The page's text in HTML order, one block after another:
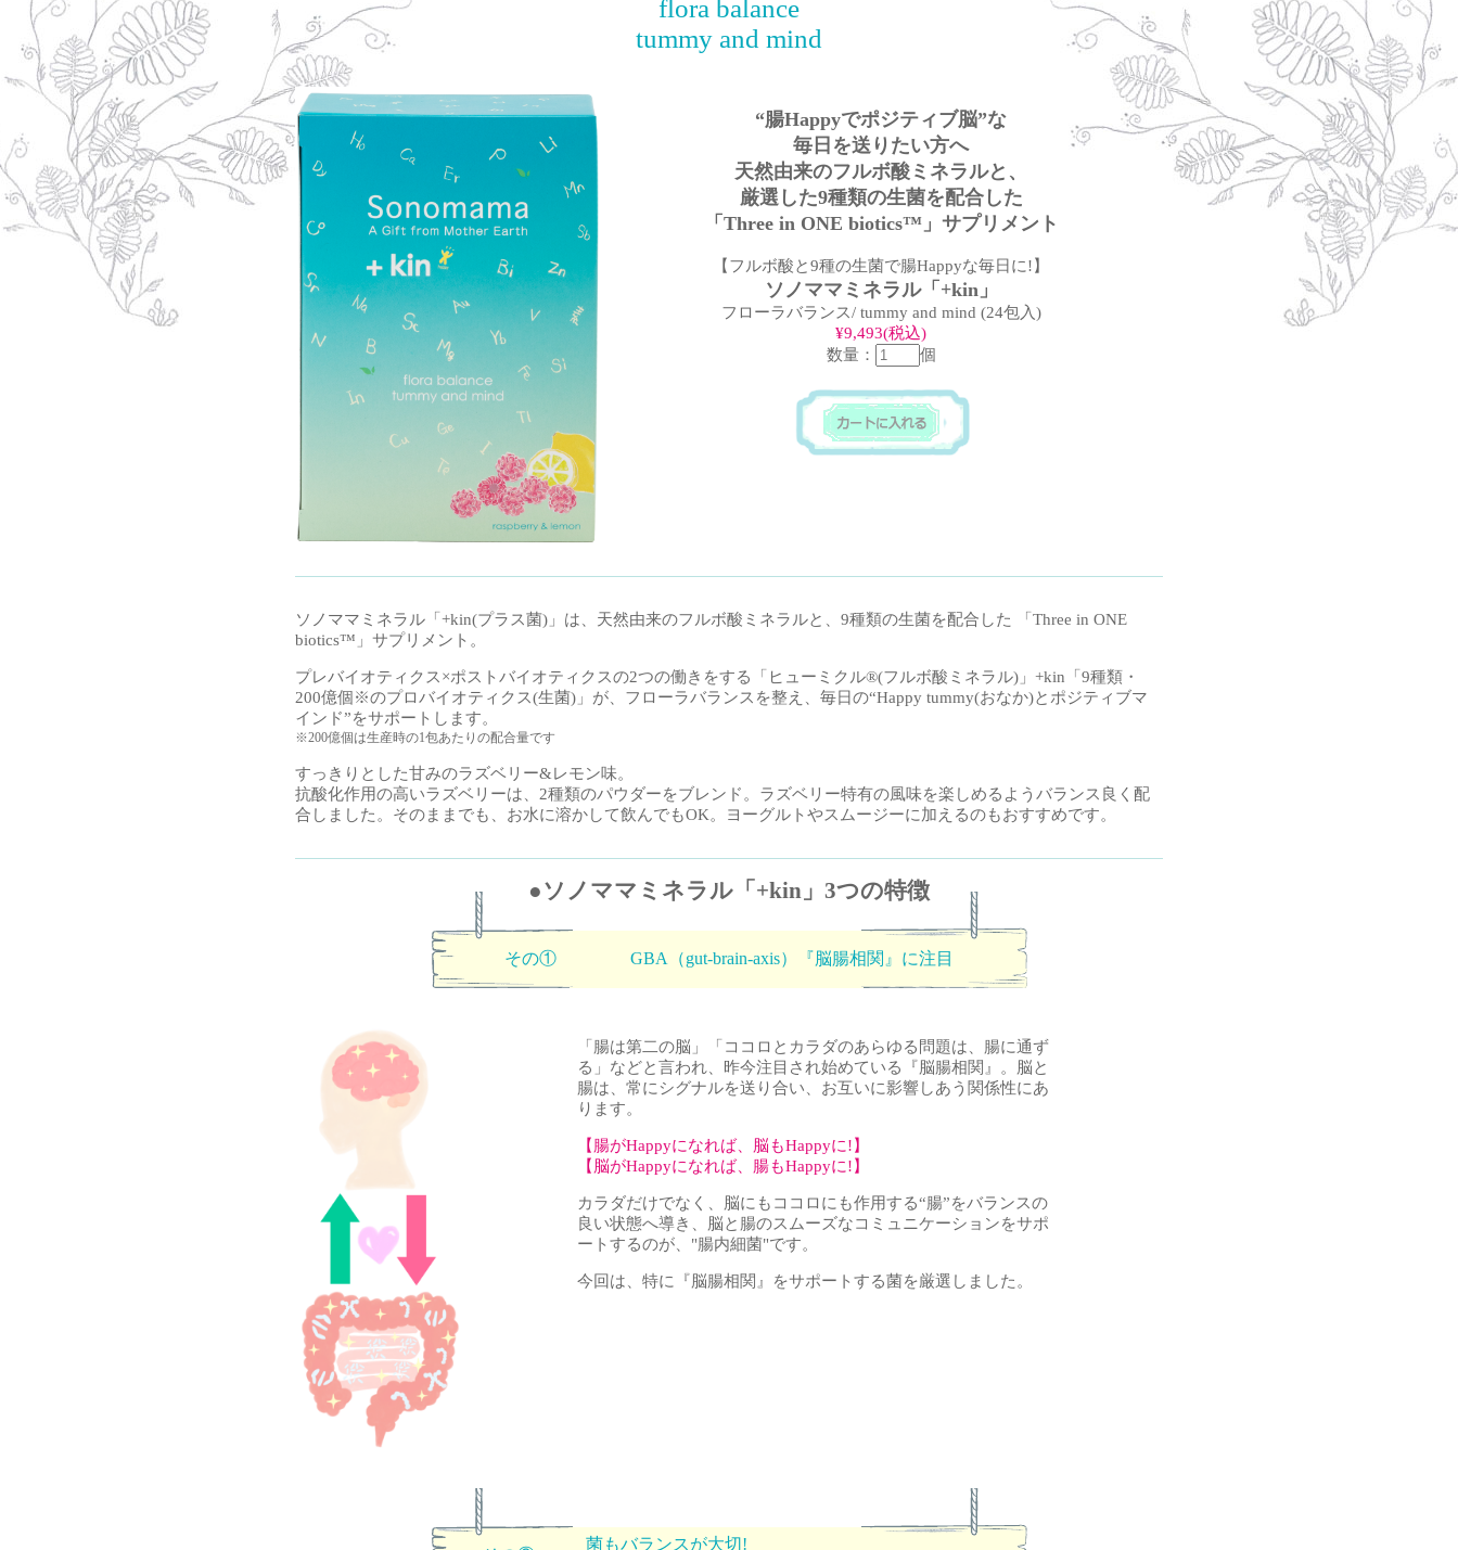
flora balance
tummy and mind
“腸Happyでポジティブ脳”な
毎日を送りたい方へ
天然由来のフルボ酸ミネラルと、
厳選した9種類の生菌を配合した
「Three in ONE biotics™」サプリメント
【フルボ酸と9種の生菌で腸Happyな毎日に!】
ソノママミネラル「+kin」
フローラバランス/ tummy and mind (24包入)
¥9,493(税込)
数量：
個
ソノママミネラル「+kin(プラス菌)」は、天然由来のフルボ酸ミネラルと、9種類の生菌を配合した 「Three in ONE
biotics™」サプリメント。
プレバイオティクス×ポストバイオティクスの2つの働きをする「ヒューミクル®(フルボ酸ミネラル)」+kin「9種類・
200億個※のプロバイオティクス(生菌)」が、フローラバランスを整え、毎日の“Happy tummy(おなか)とポジティブマ
インド”をサポートします。
※200億個は生産時の1包あたりの配合量です
すっきりとした甘みのラズベリー&レモン味。
抗酸化作用の高いラズベリーは、2種類のパウダーをブレンド。ラズベリー特有の風味を楽しめるようバランス良く配
合しました。そのままでも、お水に溶かして飲んでもOK。ヨーグルトやスムージーに加えるのもおすすめです。
●ソノママミネラル「+kin」3つの特徴
その① GBA（gut-brain-axis）『脳腸相関』に注目
「腸は第二の脳」「ココロとカラダのあらゆる問題は、腸に通ず
る」などと言われ、昨今注目され始めている『脳腸相関』。脳と
腸は、常にシグナルを送り合い、お互いに影響しあう関係性にあ
ります。
【腸がHappyになれば、脳もHappyに!】
【脳がHappyになれば、腸もHappyに!】
カラダだけでなく、脳にもココロにも作用する“腸”をバランスの
良い状態へ導き、脳と腸のスムーズなコミュニケーションをサポ
ートするのが、"腸内細菌"です。
今回は、特に『脳腸相関』をサポートする菌を厳選しました。
菌もバランスが大切!